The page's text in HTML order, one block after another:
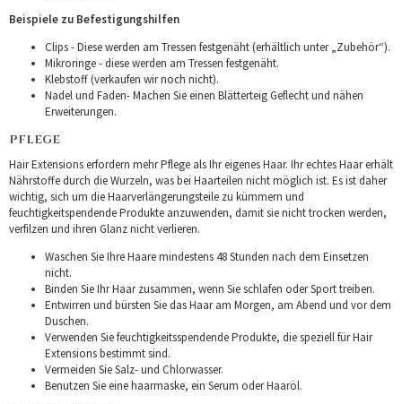
Beispiele zu Befestigungshilfen
Clips - Diese werden am Tressen festgenäht (erhältlich unter „Zubehör“).
Mikroringe - diese werden am Tressen festgenäht.
Klebstoff (verkaufen wir noch nicht).
Nadel und Faden- Machen Sie einen Blätterteig Geflecht und nähen
Erweiterungen.
PFLEGE
Hair Extensions erfordern mehr Pflege als Ihr eigenes Haar. Ihr echtes Haar erhält
Nährstoffe durch die Wurzeln, was bei Haarteilen nicht möglich ist. Es ist daher
wichtig, sich um die Haarverlängerungsteile zu kümmern und
feuchtigkeitspendende Produkte anzuwenden, damit sie nicht trocken werden,
verfilzen und ihren Glanz nicht verlieren.
Waschen Sie Ihre Haare mindestens 48 Stunden nach dem Einsetzen
nicht.
Binden Sie Ihr Haar zusammen, wenn Sie schlafen oder Sport treiben.
Entwirren und bürsten Sie das Haar am Morgen, am Abend und vor dem
Duschen.
Verwenden Sie feuchtigkeitsspendende Produkte, die speziell für Hair
Extensions bestimmt sind.
Vermeiden Sie Salz- und Chlorwasser.
Benutzen Sie eine haarmaske, ein Serum oder Haaröl.